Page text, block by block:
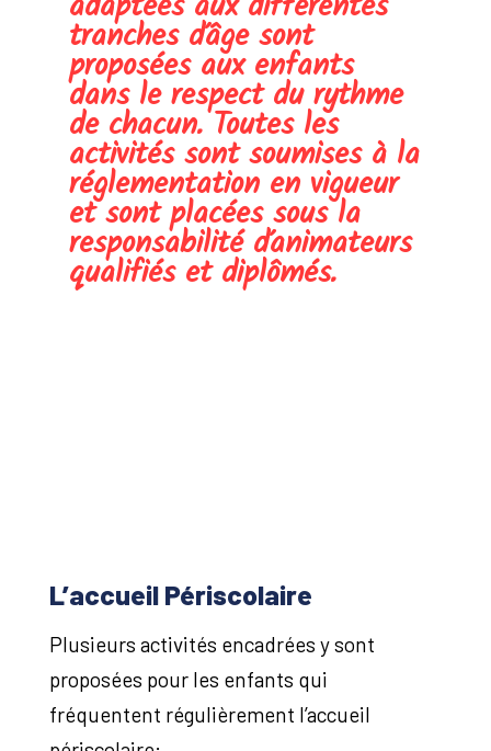
adaptées aux différentes
tranches d’âge sont
proposées aux enfants
dans le respect du rythme
de chacun. Toutes les
activités sont soumises à la
réglementation en vigueur
et sont placées sous la
responsabilité d’animateurs
qualifiés et diplômés.
L’accueil Périscolaire
Plusieurs activités encadrées y sont
proposées pour les enfants qui
fréquentent régulièrement l’accueil